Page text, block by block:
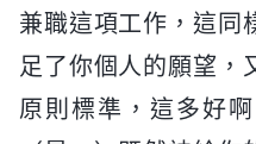
兼職這項工作，這同
足了你個人的願望，
原則標準，這多好